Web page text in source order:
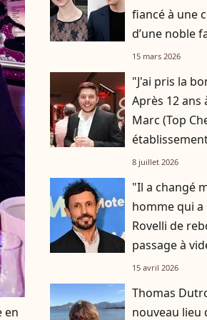
en
fiancé à une
d’une noble
15 mars 2026
"J'ai pris la
Après 12 ans
Marc (Top
millions
8 juillet 2026
"Il a changé
homme qui a
Rovelli de
passage à
15 avril 2026
Thomas
nouveau lieu